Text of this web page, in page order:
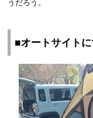
うだろう。
■オートサイト